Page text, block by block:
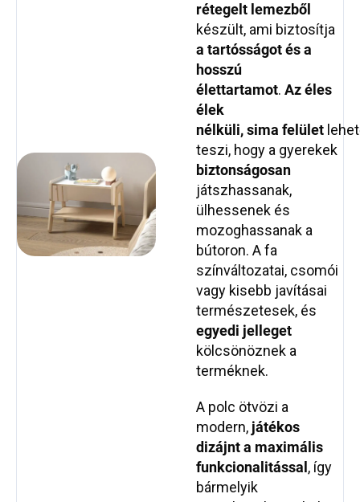
rétegelt lemezből
készült, ami biztosítja
a tartósságot és a
hosszú
élettartamot. Az éles
élek
nélküli,sima felület
teszi, hogy a gyerekek
biztonságosan
játszhassanak,
ülhessenek és
mozoghassanak a
bútoron. A fa
színváltozatai, csomói
vagy kisebb javításai
természetesek, és
egyedi jelleget
kölcsönöznek a
terméknek.
A polc ötvözi a
modern, játékos
dizájnt a maximális
funkcionalitással , így
bármelyik